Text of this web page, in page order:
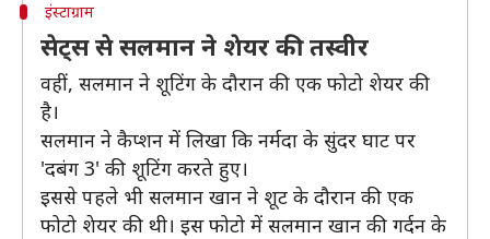
इंस्टाग्राम
सेट्स से सलमान ने शेयर की तस्वीर
वहीं, सलमान ने शूटिंग के दौरान की एक फोटो शेयर की
है।
सलमान ने कैप्शन में लिखा कि नर्मदा के सुंदर घाट पर
'दबंग 3' की शूटिंग करते हुए।
इससे पहले भी सलमान खान ने शूट के दौरान की एक
फोटो शेयर की थी। इस फोटो में सलमान खान की गर्दन के